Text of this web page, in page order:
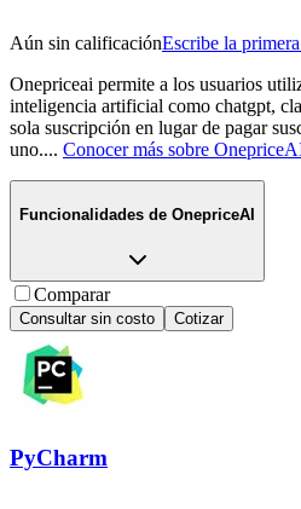
Aún sin calificaciónEscribe la primera
Onepriceai permite a los usuarios
inteligencia artificial como chatgpt,
sola suscripción en lugar de pagar
uno.... Conocer más sobre
Funcionalidades de OnepriceAI
Comparar
Consultar sin costo Cotizar
PyCharm